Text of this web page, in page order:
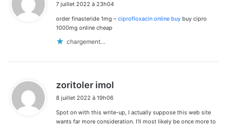
t
:
7 juillet 2022 à 23h04
order finasteride 1mg – ciprofloxacin online buy buy cipro
1000mg online cheap
chargement…
zoritoler imol
:
8 juillet 2022 à 19h06
Spot on with this write-up, I actually suppose this web site
wants far more consideration. I’ll most likely be once more to